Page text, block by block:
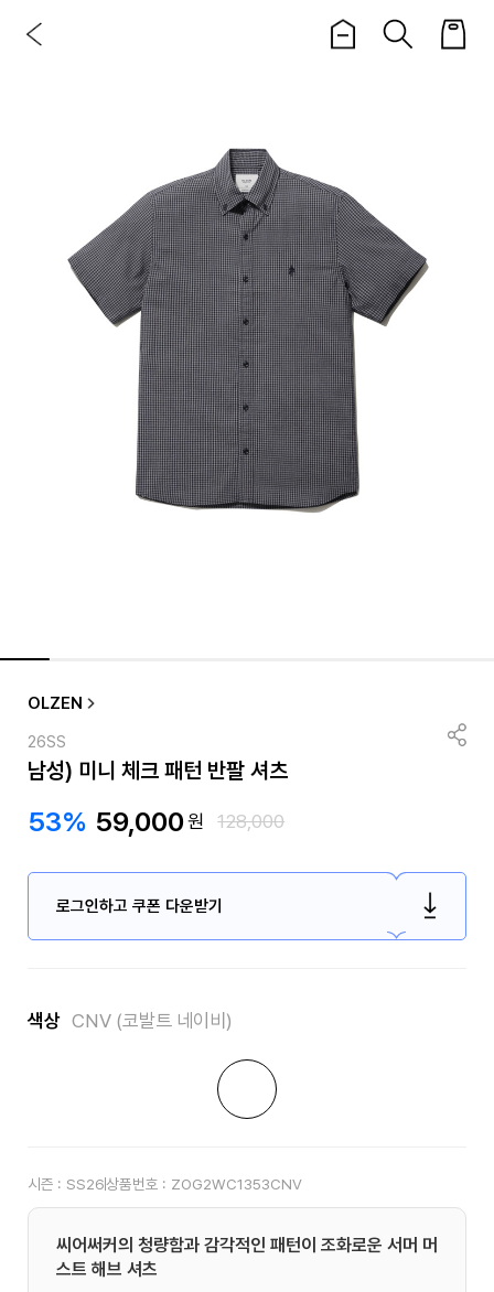
OLZEN
26SS
남성) 미니 체크 패턴 반팔 셔츠
53% 59,000원 128,000
로그인하고 쿠폰 다운받기
색상 CNV (코발트 네이비)
시즌 : SS26상품번호 : ZOG2WC1353CNV
씨어써커의 청량함과 감각적인 패턴이 조화로운 서머 머
스트 해브 셔츠